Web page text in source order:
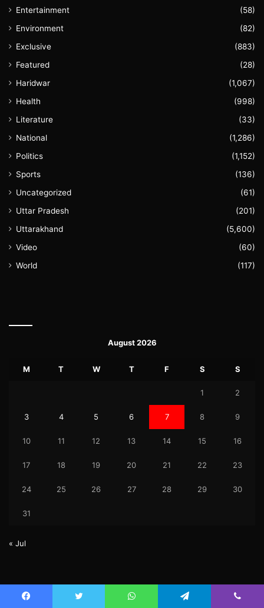
Entertainment
(58)
Environment
(82)
Exclusive
(883)
Featured
(28)
Haridwar
(1,067)
Health
(998)
Literature
(33)
National
(1,286)
Politics
(1,152)
Sports
(136)
Uncategorized
(61)
Uttar Pradesh
(201)
Uttarakhand
(5,600)
Video
(60)
World
(117)
August 2026
M T W T F S S
1 2
3 4 5 6 7 8 9
10 11 12 13 14 15 16
17 18 19 20 21 22 23
24 25 26 27 28 29 30
31
« Jul